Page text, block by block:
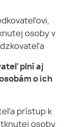
osoby v
plní aj
o ich
prístup k
osoby,